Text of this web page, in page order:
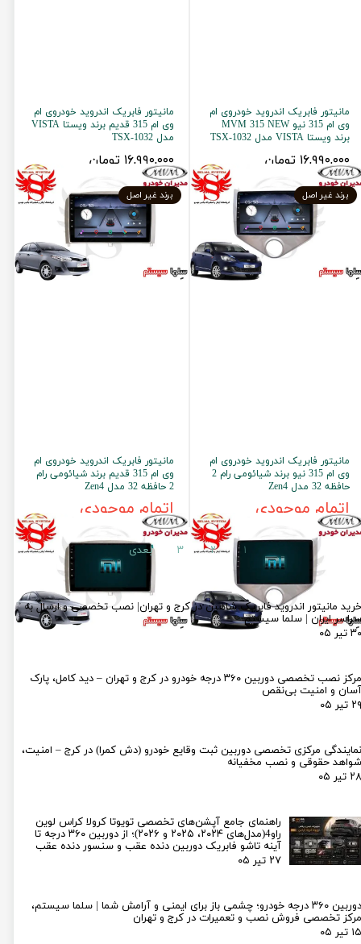
مانیتور فابریک اندروید خودروی ام
وی ام 315 نیو MVM 315 NEW
برند ویستا VISTA مدل TSX-1032
۱۶,۹۹۰,۰۰۰ تومان
مانیتور فابریک اندروید خودروی ام
وی ام 315 قدیم برند ویستا VISTA
مدل TSX-1032
۱۶,۹۹۰,۰۰۰ تومان
مانیتور فابریک اندروید خودروی ام
وی ام 315 نیو برند شیائومی رام 2
حافظه 32 مدل Zen4
اتمام موجودی
برند غیر اصل
مانیتور فابریک اندروید خودروی ام
وی ام 315 قدیم برند شیائومی رام
2 حافظه 32 مدل Zen4
اتمام موجودی
برند غیر اصل
۱ ۲ ۳ بعدی
خرید مانیتور اندروید فابریک شاهین در کرج و تهران| نصب تخصصی و ارسال به
سراسر ایران | سلما سیستم
۳۰ تیر ۰۵
مرکز نصب تخصصی دوربین ۳۶۰ درجه خودرو در کرج و تهران – دید کامل، پارک
آسان و امنیت بی‌نقص
۲۹ تیر ۰۵
نمایندگی مرکزی تخصصی دوربین ثبت وقایع خودرو (دش کمرا) در کرج – امنیت،
شواهد حقوقی و نصب مخفیانه
۲۸ تیر ۰۵
راهنمای جامع آپشن‌های تخصصی تویوتا کرولا کراس لوین
راو4(مدل‌های ۲۰۲۴، ۲۰۲۵ و ۲۰۲۶)؛ از دوربین ۳۶۰ درجه تا
آینه تاشو فابریک دوربین دنده عقب و سنسور دنده عقب
۲۷ تیر ۰۵
دوربین ۳۶۰ درجه خودرو؛ چشمی باز برای ایمنی و آرامش شما | سلما سیستم،
مرکز تخصصی فروش نصب و تعمیرات در کرج و تهران
۱۵ تیر ۰۵